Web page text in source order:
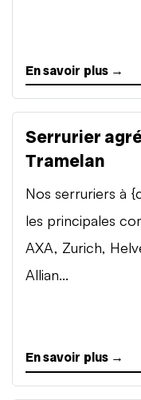
En savoir plus →
Serrurier
Tramelan
Nos serruriers à
les principales
AXA, Zurich,
Allian...
En savoir plus →